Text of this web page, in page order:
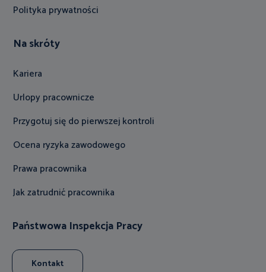
Polityka prywatności
Na skróty
Kariera
Urlopy pracownicze
Przygotuj się do pierwszej kontroli
Ocena ryzyka zawodowego
Prawa pracownika
Jak zatrudnić pracownika
Państwowa Inspekcja Pracy
Kontakt